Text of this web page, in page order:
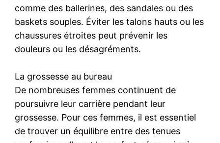
comme des ballerines, des sandales ou des
baskets souples. Éviter les talons hauts ou les
chaussures étroites peut prévenir les
douleurs ou les désagréments.
La grossesse au bureau
De nombreuses femmes continuent de
poursuivre leur carrière pendant leur
grossesse. Pour ces femmes, il est essentiel
de trouver un équilibre entre des tenues